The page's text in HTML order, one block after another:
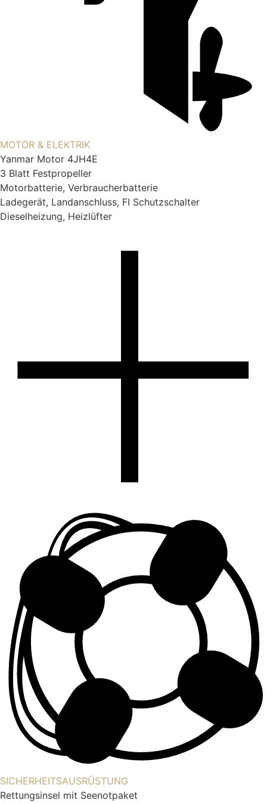
MOTOR & ELEKTRIK
Yanmar Motor 4JH4E
3 Blatt Festpropeller
Motorbatterie, Verbraucherbatterie
Ladegerät, Landanschluss, FI Schutzschalter
Dieselheizung, Heizlüfter
SICHERHEITSAUSRÜSTUNG
Rettungsinsel mit Seenotpaket